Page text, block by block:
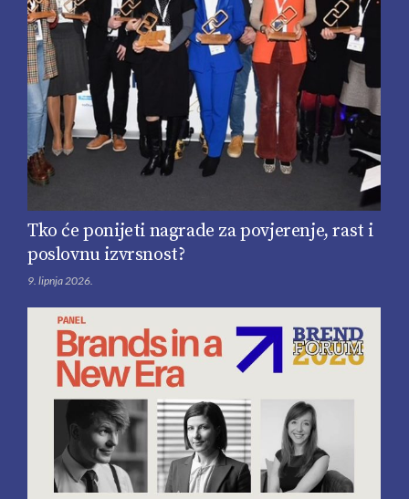
Tko će ponijeti nagrade za povjerenje, rast i
poslovnu izvrsnost?
9. lipnja 2026.